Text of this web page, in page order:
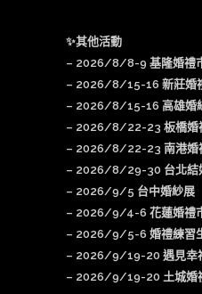
✨其他活動
– 2026/8/8-9 基隆婚禮
– 2026/8/15-16 新莊婚
– 2026/8/15-16 高雄婚
– 2026/8/22-23 板橋婚
– 2026/8/22-23 南港婚
– 2026/8/29-30 台北結
– 2026/9/5 台中婚紗展
– 2026/9/4-6 花蓮婚禮
– 2026/9/5-6 婚禮練習
– 2026/9/19-20 遇見幸
– 2026/9/19-20 土城婚